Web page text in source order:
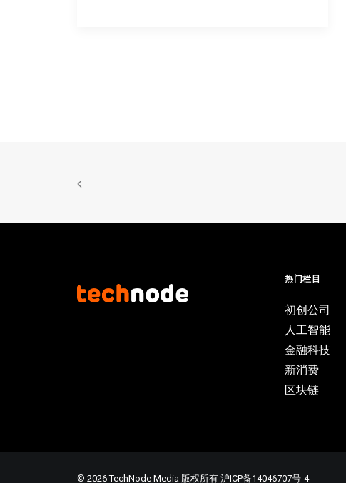
热门栏目
初创公司
人工智能
金融科技
新消费
区块链
© 2026 TechNode Media 版权所有 沪ICP备14046707号-4